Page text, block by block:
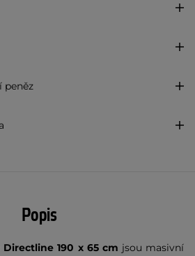
peněz
Popis
Directline 190 x 65 cm jsou masivní